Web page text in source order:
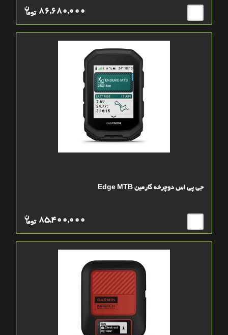
توما
ن 86,680,000
جی پی اس دوچرخه گارمین Edge MTB
توما
ن 85,400,000